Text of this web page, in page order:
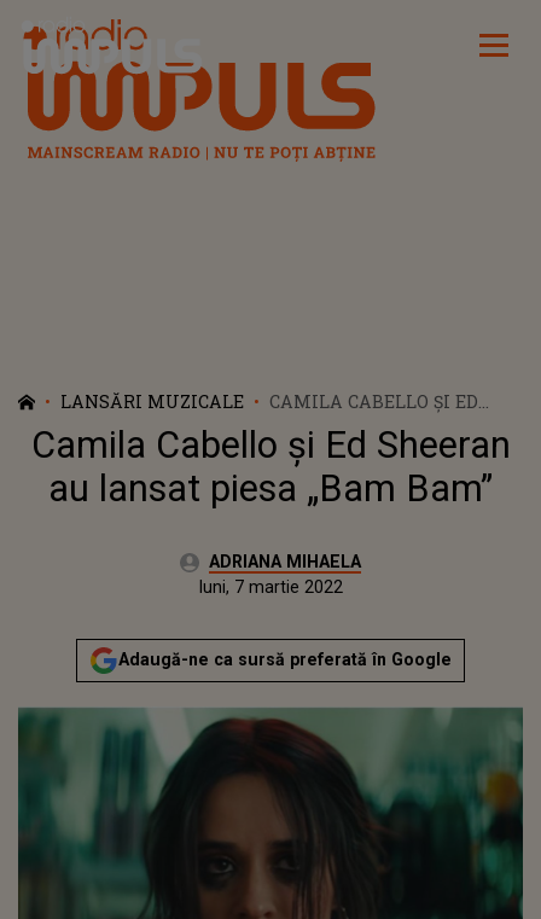
Radio Impuls
LANSĂRI MUZICALE
CAMILA CABELLO ȘI ED
SHEERAN AU LANSAT
PIESA „BAM BAM”
Camila Cabello și Ed Sheeran
au lansat piesa „Bam Bam”
Autor:ADRIANA MIHAELA
Actualizat:
luni, 7 martie 2022
Adaugă-ne ca sursă preferată în Google